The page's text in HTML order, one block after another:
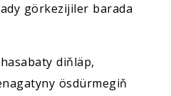
görkezijiler barada
diňläp,
ösdürmegiň